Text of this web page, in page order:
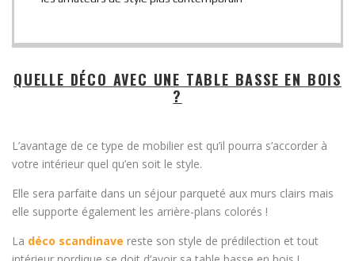
QUELLE DÉCO AVEC UNE TABLE BASSE EN BOIS
?
L’avantage de ce type de mobilier est qu’il pourra s’accorder à
votre intérieur quel qu’en soit le style.
Elle sera parfaite dans un séjour parqueté aux murs clairs mais
elle supporte également les arrière-plans colorés !
La déco scandinave reste son style de prédilection et tout